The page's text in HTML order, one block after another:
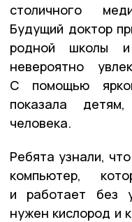
столичного
Будущий доктор
родной школы
невероятно
С помощью
показала
человека.
Ребята узнали,
компьютер,
и работает без
нужен кислород и